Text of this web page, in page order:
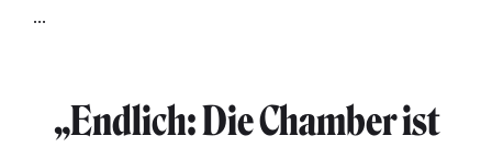
…
„Endlich: Die Chamber ist